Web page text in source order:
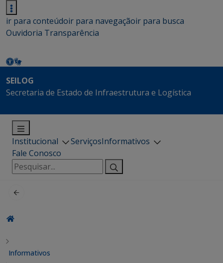
ir para conteúdoir para navegaçãoir para busca
Ouvidoria Transparência
SEILOG
Secretaria de Estado de Infraestrutura e Logística
Institucional ServiçosInformativos
Fale Conosco
Pesquisar
por:
Informativos